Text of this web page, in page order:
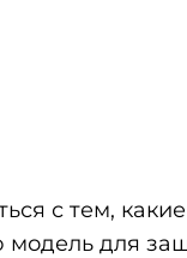
с тем,
модель для